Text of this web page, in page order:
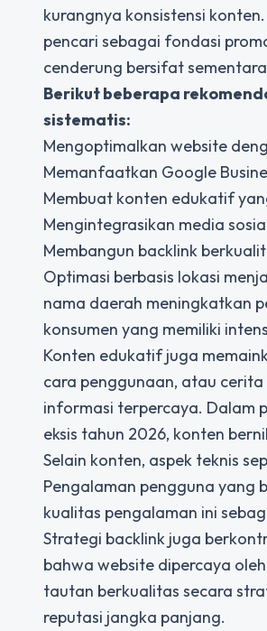
kurangnya konsistensi
pencari sebagai fondasi
cenderung bersifat
Berikut beberapa
sistematis:
Mengoptimalkan website
Memanfaatkan Google
Membuat konten edukatif
Mengintegrasikan media
Membangun backlink
Optimasi berbasis lokasi
nama daerah meningkatkan
konsumen yang memiliki
Konten edukatif juga
cara penggunaan, atau cerita
informasi terpercaya. Dalam
eksis tahun 2026, konten
Selain konten, aspek teknis
Pengalaman pengguna yang
kualitas pengalaman ini
Strategi backlink juga
bahwa website dipercaya
tautan berkualitas secara
reputasi jangka panjang.